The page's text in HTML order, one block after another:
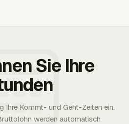
Sie Ihre
Ihre Kommt- und Geht-Zeiten ein.
werden automatisch